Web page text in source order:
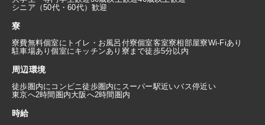
シニア（50代・60代）歓迎
寮
寮費無料個室にトイレ・お風呂付寮個室客室寮相部屋寮Wi-Fiあり
駐車場あり個室にキッチンあり 寮まで徒歩5分以内
周辺環境
徒歩圏内にコンビニ徒歩圏内にスーパー駅近いバス停近い
東京へ2時間圏内大阪へ2時間圏内
時給